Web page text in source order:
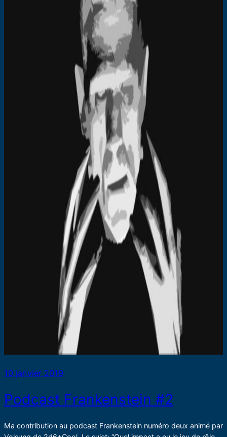
10 janvier 2019
Podcast Frankenstein #2
Ma contribution au podcast Frankenstein numéro deux animé par